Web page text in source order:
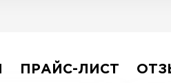
ПРАЙС-ЛИСТ